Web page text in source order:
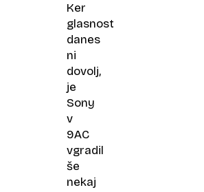
Ker
glasnost
danes
ni
dovolj,
je
Sony
v
9AC
vgradil
še
nekaj